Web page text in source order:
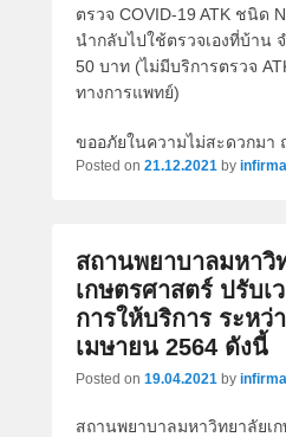
ตรวจ COVID-19 ATK ชนิด
นำกลับไปใช้ตรวจเองที่บ้าน
50 บาท (ไม่มีบริการตรวจ
ทางการแพทย์)
ขออภัยในความไม่สะดวกมา
Posted on 21.12.2021 by
สถานพยาบาลมหาวิ
เกษตรศาสตร์ ปรับเ
การให้บริการ ระหว่
เมษายน 2564 ดังนี้
Posted on 19.04.2021 by
สถานพยาบาลมหาวิทยาลัยเ